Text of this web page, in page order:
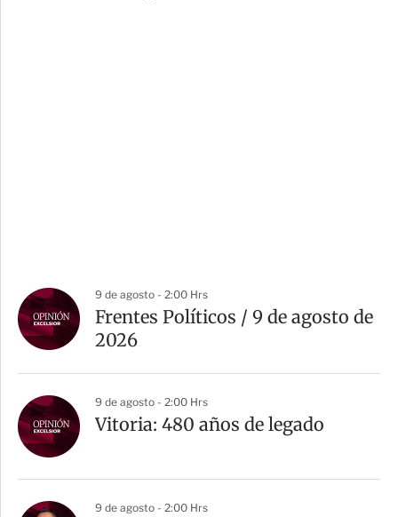
9 de agosto - 2:00 Hrs
Frentes Políticos / 9 de agosto de
2026
9 de agosto - 2:00 Hrs
Vitoria: 480 años de legado
9 de agosto - 2:00 Hrs